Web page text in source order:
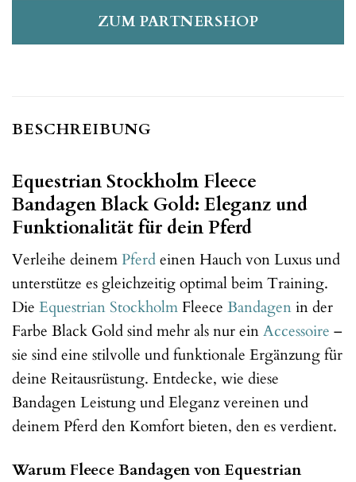
ZUM PARTNERSHOP
BESCHREIBUNG
Equestrian Stockholm Fleece
Bandagen Black Gold: Eleganz und
Funktionalität für dein Pferd
Verleihe deinemPferdeinen Hauch von Luxus und
unterstütze es gleichzeitig optimal beim Training.
Die Equestrian Stockholm Fleece Bandagenin der
Farbe Black Gold sind mehr als nur einAccessoire –
sie sind eine stilvolle und funktionale Ergänzung für
deine Reitausrüstung. Entdecke, wie diese
Bandagen Leistung und Eleganz vereinen und
deinem Pferd den Komfort bieten, den es verdient.
Warum Fleece Bandagen von Equestrian